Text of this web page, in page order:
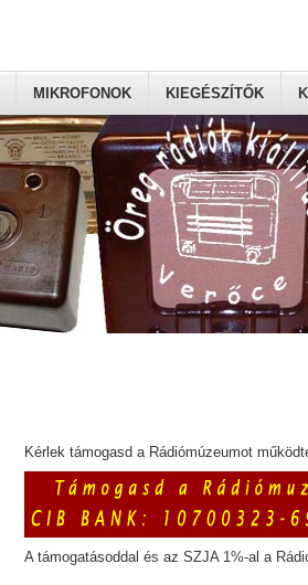
MIKROFONOK KIEGÉSZÍTŐK
Kérlek támogasd a Rádiómúzeumot
A támogatásoddal és az SZJA 1%-al a